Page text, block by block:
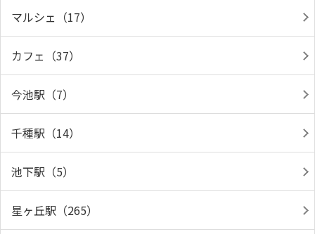
マルシェ（17）
カフェ（37）
今池駅（7）
千種駅（14）
池下駅（5）
星ヶ丘駅（265）